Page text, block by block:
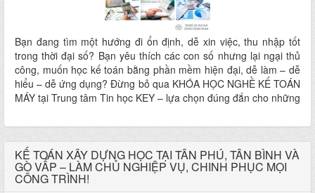
Bạn đang tìm một hướng đi ổn định, dễ xin việc, thu nhập tốt
trong thời đại số? Bạn yêu thích các con số nhưng lại ngại thủ
công, muốn học kế toán bằng phần mềm hiện đại, dễ làm – dễ
hiểu – dễ ứng dụng? Đừng bỏ qua KHÓA HỌC NGHỀ KẾ TOÁN
MÁY tại Trung tâm Tin học KEY – lựa chọn đúng đắn cho những
học!
KẾ TOÁN XÂY DỰNG HỌC TẠI TÂN PHÚ, TÂN BÌNH VÀ
GÒ VẤP – LÀM CHỦ NGHIỆP VỤ, CHINH PHỤC MỌI
CÔNG TRÌNH!